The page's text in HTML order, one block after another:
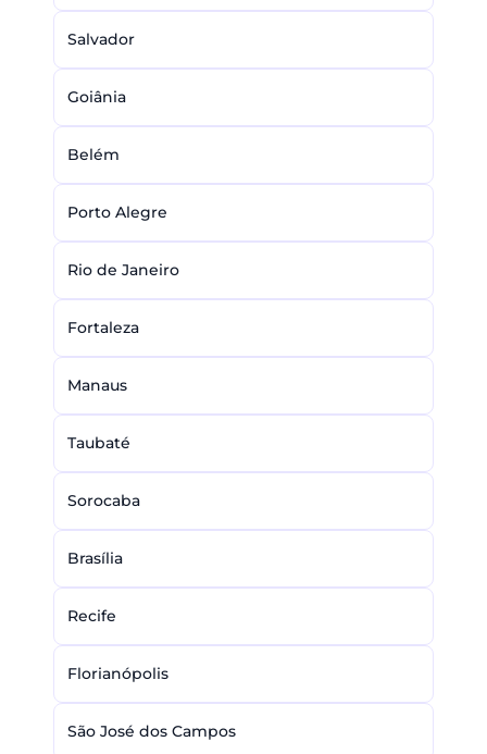
Salvador
Goiânia
Belém
Porto Alegre
Rio de Janeiro
Fortaleza
Manaus
Taubaté
Sorocaba
Brasília
Recife
Florianópolis
São José dos Campos